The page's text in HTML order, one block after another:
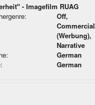
- Imagefilm RUAG
Off,
Commercial
(Werbung),
Narrative
German
German